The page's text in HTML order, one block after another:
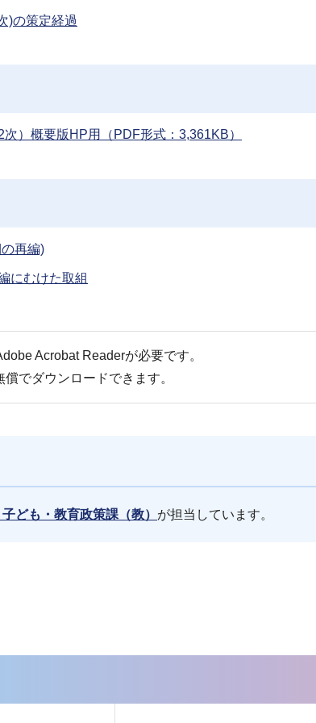
)の策定経過
）概要版HP用（PDF形式：3,361KB）
再編)
にむけた取組
Acrobat Readerが必要です。
でダウンロードできます。
ども・教育政策課（教） が担当しています。